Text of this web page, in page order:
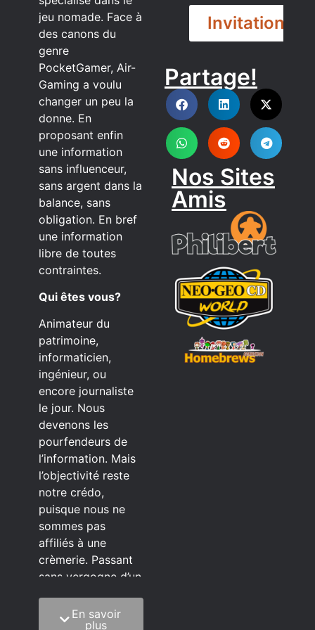
jeu nomade. Face à
des canons du
genre
PocketGamer, Air-
Gaming a voulu
changer un peu la
donne. En
proposant enfin
une information
sans influenceur,
sans argent dans la
balance, sans
obligation. En bref
une information
libre de toutes
contraintes.
Qui êtes vous?
Animateur du
patrimoine,
informaticien,
ingénieur, ou
encore journaliste
le jour. Nous
devenons les
pourfendeurs de
l’information. Mais
l’objectivité reste
notre crédo,
puisque nous ne
sommes pas
affiliés à une
crèmerie. Passant
sans vergogne d’un
C’est quoi notre
En savoir
plus
Invitation
DISCORD
Partage!
Nos Sites
Amis